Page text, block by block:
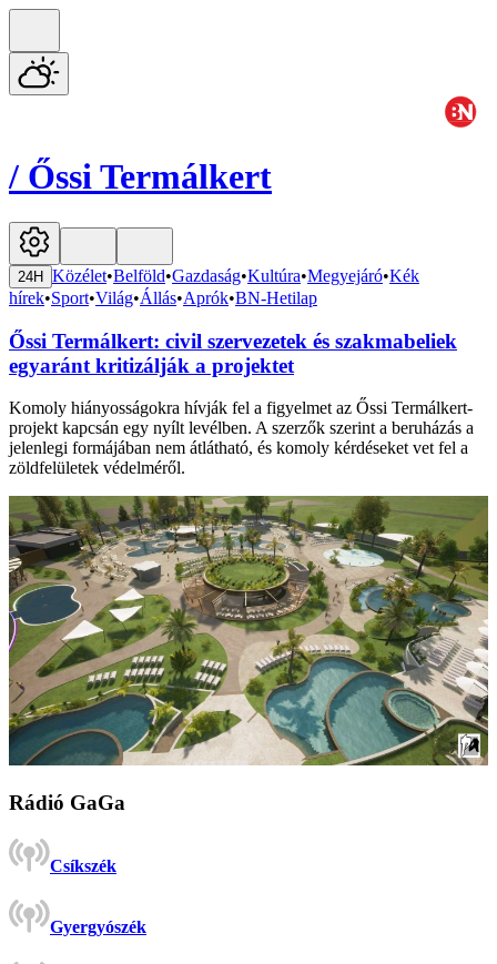
/ Őssi Termálkert
24H Közélet•Belföld•Gazdaság•Kultúra•Megyejáró•Kék
hírek•Sport•Világ•Állás•Aprók•BN-Hetilap
Őssi Termálkert: civil szervezetek és szakmabeliek
egyaránt kritizálják a projektet
Komoly hiányosságokra hívják fel a figyelmet az Őssi Termálkert-
projekt kapcsán egy nyílt levélben. A szerzők szerint a beruházás a
jelenlegi formájában nem átlátható, és komoly kérdéseket vet fel a
zöldfelületek védelméről.
Rádió GaGa
Csíkszék
Gyergyószék